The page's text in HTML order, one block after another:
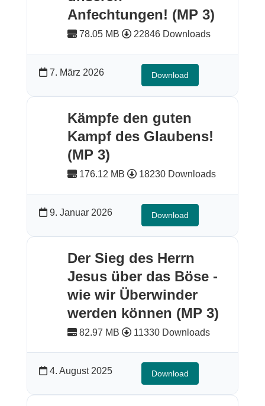
Anfechtungen! (MP 3)
78.05 MB 22846 Downloads
7. März 2026 Download
Kämpfe den guten
Kampf des Glaubens!
(MP 3)
176.12 MB 18230 Downloads
9. Januar 2026 Download
Der Sieg des Herrn
Jesus über das Böse -
wie wir Überwinder
werden können (MP 3)
82.97 MB 11330 Downloads
4. August 2025 Download